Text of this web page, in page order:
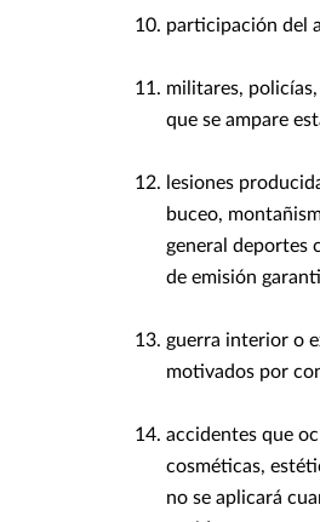
participación del
militares,
que se ampare
lesiones
buceo,
general deportes
de emisión
guerra interior o
motivados por
accidentes que
cosméticas,
no se aplicará